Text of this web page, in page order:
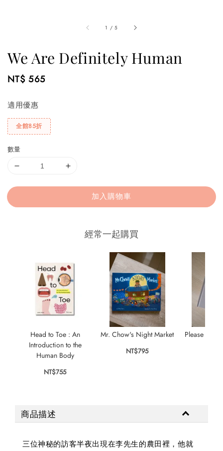
1 /5
We Are Definitely Human
Regular
NT$ 565
適用優惠
全館85折
數量
加入購物車
經常一起購買
Head to Toe : An
Introduction to the
Human Body
NT$755
Mr. Chow's Night Market
NT$795
Please Mr
商品描述
三位神秘的訪客半夜出現在李先生的農田裡，他就